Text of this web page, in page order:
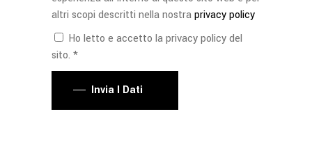
altri scopi descritti nella nostraprivacy policy
Ho letto e accetto la privacy policy del
sito. *
Invia I Dati